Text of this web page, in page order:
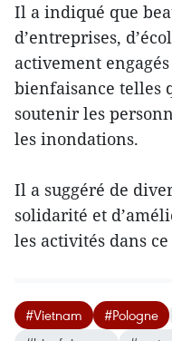
Il a indiqué que
d’entreprises,
activement
bienfaisance telles
soutenir les
les inondations.
Il a suggéré de
solidarité et
les activités dans
#Vietnam #Pologne